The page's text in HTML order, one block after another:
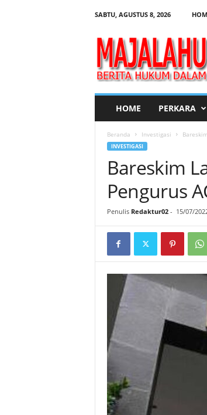
SABTU, AGUSTUS 8, 2026
a
HOME PERKARA
Beranda Investigasi
INVESTIGASI
Bareskim
Pengurus
Penulis Redaktur02- 15/07/